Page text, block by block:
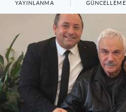
YAYINLANMA GÜNCELLEME
Saruhanlı
Soma
Resmi İlanlar
Tüm Manşetler
Son Dakika Haberleri
Haber Arşivi